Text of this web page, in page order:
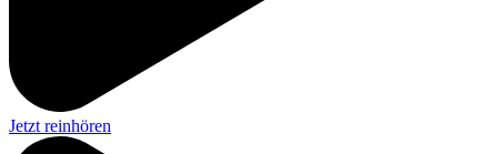
Jetzt reinhören